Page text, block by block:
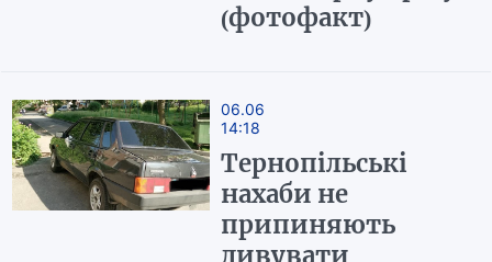
(фотофакт)
06.06
14:18
Тернопільські
нахаби не
припиняють
дивувати